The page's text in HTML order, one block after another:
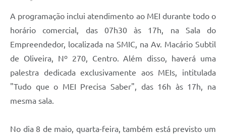
A programação inclui atendimento ao MEI durante todo o
horário comercial, das 07h30 às 17h, na Sala do
Empreendedor, localizada na SMIC, na Av. Macário Subtil
de Oliveira, Nº 270, Centro. Além disso, haverá uma
palestra dedicada exclusivamente aos MEIs, intitulada
"Tudo que o MEI Precisa Saber", das 16h às 17h, na
mesma sala.
No dia 8 de maio, quarta-feira, também está previsto um